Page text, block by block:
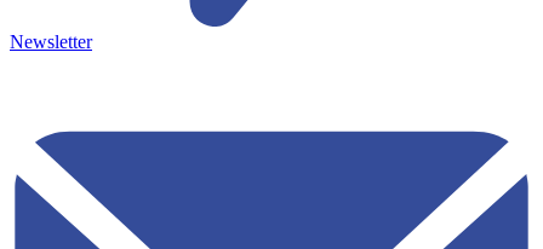
Newsletter